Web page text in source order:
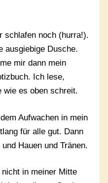
schlafen noch (hurra!).
ausgiebige Dusche.
mir dann mein
Ich lese,
wie es oben schreit.
Aufwachen in mein
für alle gut. Dann
Hauen und Tränen.
in meiner Mitte